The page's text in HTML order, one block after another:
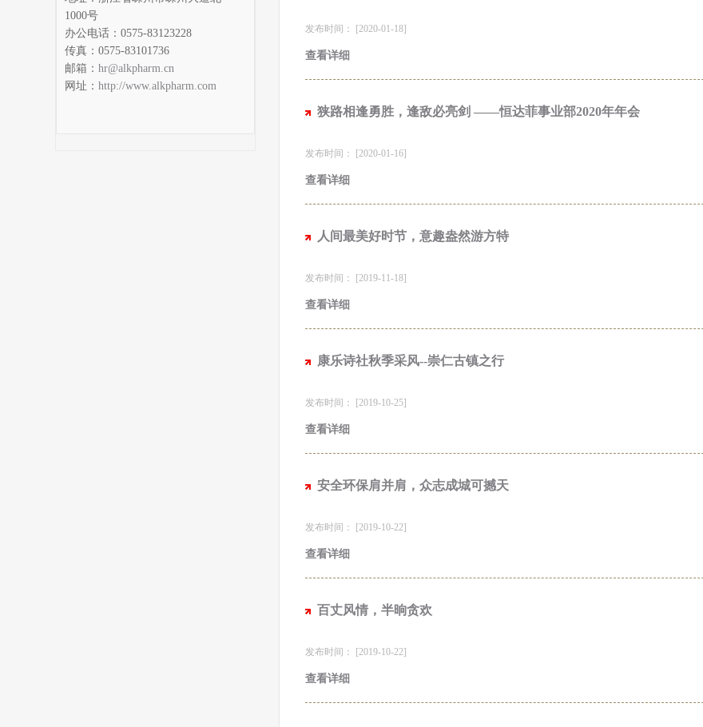
1000号
办公电话：0575-83123228
传真：0575-83101736
邮箱： hr@alkpharm.cn
网址： http://www.alkpharm.com
发布时间： [2020-01-18]
查看详细
狭路相逢勇胜，逢敌必亮剑 ——恒达菲事业部2020年年会
发布时间： [2020-01-16]
查看详细
人间最美好时节，意趣盎然游方特
发布时间： [2019-11-18]
查看详细
康乐诗社秋季采风--崇仁古镇之行
发布时间： [2019-10-25]
查看详细
安全环保肩并肩，众志成城可撼天
发布时间： [2019-10-22]
查看详细
百丈风情，半晌贪欢
发布时间： [2019-10-22]
查看详细